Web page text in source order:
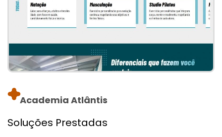
Academia Atlântis
Soluções Prestadas